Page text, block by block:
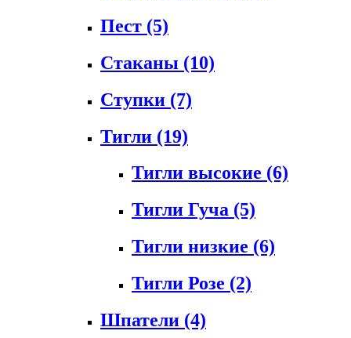
Пест (5)
Стаканы (10)
Ступки (7)
Тигли (19)
Тигли высокие (6)
Тигли Гуча (5)
Тигли низкие (6)
Тигли Розе (2)
Шпатели (4)